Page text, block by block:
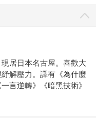
居日本名古屋。喜歡大
解壓力。譯有《為什麼
言逆轉》《暗黑技術》